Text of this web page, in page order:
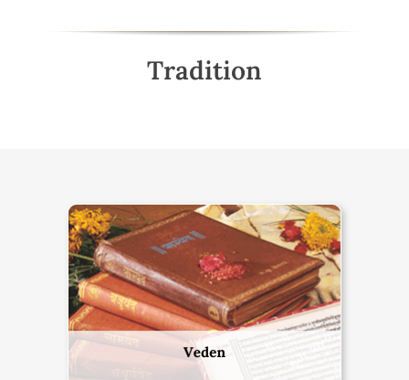
Tradition